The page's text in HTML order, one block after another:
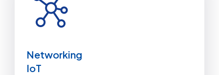
Networking
IoT